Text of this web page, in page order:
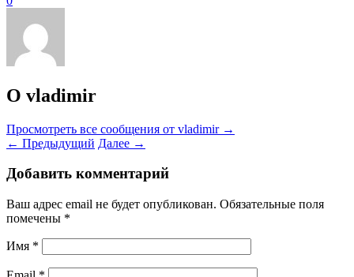
О vladimir
Просмотреть все сообщения от vladimir →
← Предыдущий Далее →
Добавить комментарий
Ваш адрес email не будет опубликован. Обязательные поля
помечены *
Имя *